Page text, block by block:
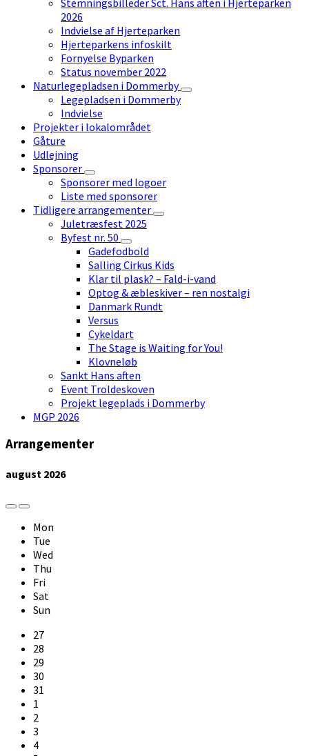
2026
Indvielse af Hjerteparken
Hjerteparkens infoskilt
Fornyelse Byparken
Status november 2022
Naturlegepladsen i Dommerby
Legepladsen i Dommerby
Indvielse
Projekter i lokalområdet
Gåture
Udlejning
Sponsorer
Sponsorer med logoer
Liste med sponsorer
Tidligere arrangementer
Juletræsfest 2025
Byfest nr. 50
Gadefodbold
Salling Cirkus Kids
Klar til plask? – Fald-i-vand
Optog & æbleskiver – ren nostalgi
Danmark Rundt
Versus
Cykeldart
The Stage is Waiting for You!
Klovneløb
Sankt Hans aften
Event Troldeskoven
Projekt legeplads i Dommerby
MGP 2026
Arrangementer
august 2026
Previous
Month
Next
Month
Mon
Tue
Wed
Thu
Fri
Sat
Sun
Skip
calendar
days
27
28
29
30
31
1
2
3
4